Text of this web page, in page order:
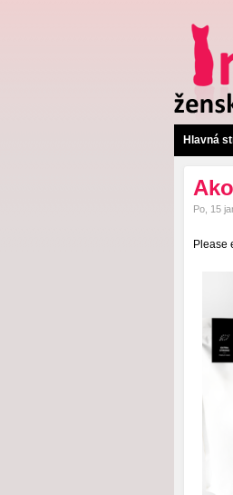
Hlavná
Po, 15
Please